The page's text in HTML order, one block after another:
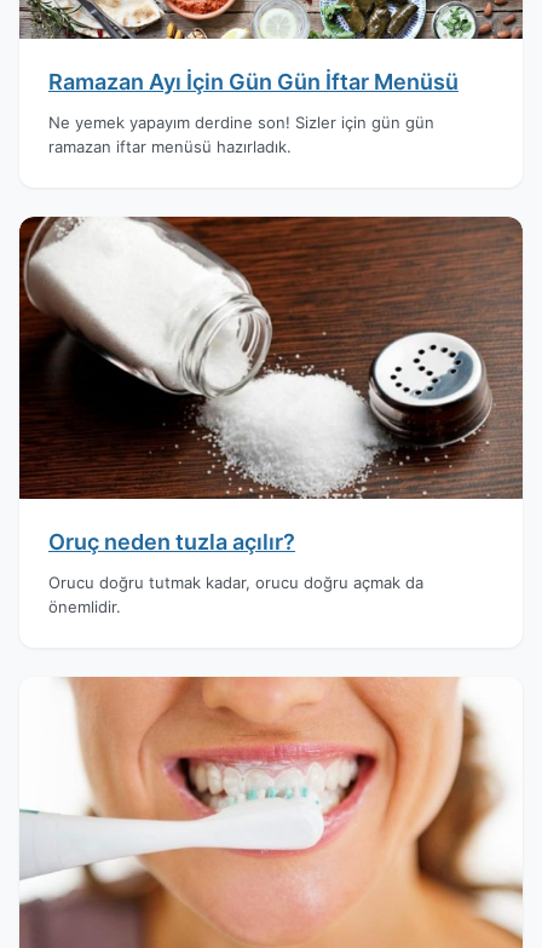
Ramazan Ayı İçin Gün Gün İftar Menüsü
Ne yemek yapayım derdine son! Sizler için gün gün
ramazan iftar menüsü hazırladık.
Oruç neden tuzla açılır?
Orucu doğru tutmak kadar, orucu doğru açmak da
önemlidir.